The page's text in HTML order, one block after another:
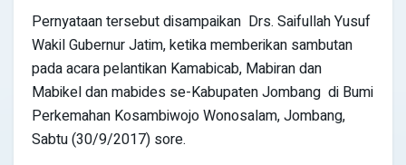
Pernyataan tersebut disampaikan Drs. Saifullah Yusuf
Wakil Gubernur Jatim, ketika memberikan sambutan
pada acara pelantikan Kamabicab, Mabiran dan
Mabikel dan mabides se-Kabupaten Jombang di Bumi
Perkemahan Kosambiwojo Wonosalam, Jombang,
Sabtu (30/9/2017) sore.